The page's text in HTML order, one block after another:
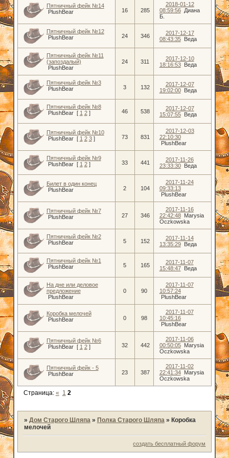
Пятничный фейк №14
PlushBear
16 285
2018-01-12
08:59:56
Диана
Б.
Пятничный фейк №12
PlushBear
24 346
2017-12-17
08:43:35
Веда
Пятничный фейк №11
(запоздалый)
PlushBear
24 311
2017-12-10
18:16:53
Веда
Пятничный фейк №3
PlushBear
3 132
2017-12-07
19:02:00
Веда
Пятничный фейк №8
PlushBear [ 1 2 ] 46 538
2017-12-07
15:07:55
Веда
Пятничный фейк №10
PlushBear [ 1 2 3 ] 73 831
2017-12-03
22:10:30
PlushBear
Пятничный фейк №9
PlushBear [ 1 2 ] 33 441
2017-11-26
23:33:30
Веда
Билет в один конец
PlushBear
2 104
2017-11-24
09:33:13
PlushBear
Пятничный фейк №7
PlushBear
27 346
2017-11-16
22:42:48
Marysia
Oczkowska
Пятничный фейк №2
PlushBear
5 152
2017-11-14
13:35:29
Веда
Пятничный фейк №1
PlushBear
5 165
2017-11-07
15:48:47
Веда
На дне или деловое
предложение
PlushBear
0 90
2017-11-07
10:57:24
PlushBear
Коробка мелочей
PlushBear
0 98
2017-11-07
10:45:16
PlushBear
Пятничный фейк №6
PlushBear [ 1 2 ] 32 442
2017-11-06
00:50:05
Marysia
Oczkowska
Пятничный фейк - 5
PlushBear
23 387
2017-11-02
22:41:34
Marysia
Oczkowska
Страница: « 1 2
» Дом Старого Шляпа » Полка Старого Шляпа » Коробка
мелочей
создать бесплатный форум